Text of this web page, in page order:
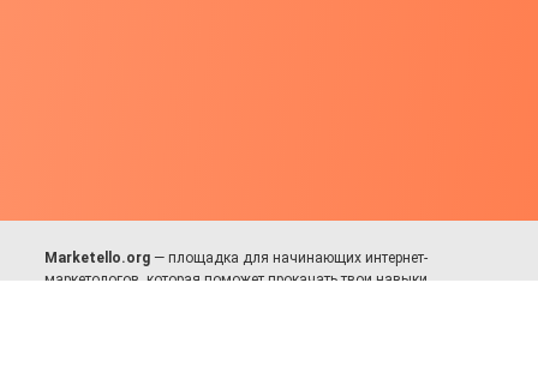
Marketello.org — площадка для начинающих интернет-
маркетологов, которая поможет прокачать твои навыки.